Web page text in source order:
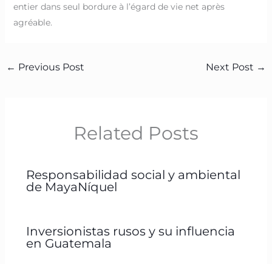
entier dans seul bordure à l’égard de vie net après
agréable.
← Previous Post Next Post →
Related Posts
Responsabilidad social y ambiental
de MayaNíquel
Inversionistas rusos y su influencia
en Guatemala